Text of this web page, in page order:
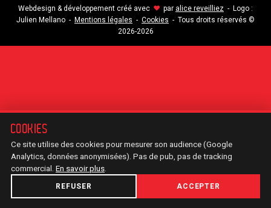
Webdesign & développement créé avec ♥ par alice reveilliez - Logo :
Julien Mellano - Mentions légales - Cookies - Tous droits réservés ©
2026-2026
COOKIES
Ce site utilise des cookies pour mesurer son audience (Google
Analytics, données anonymisées). Pas de pub, pas de tracking
commercial. En savoir plus
REFUSER ACCEPTER